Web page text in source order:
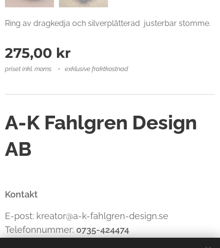
Ring av dragkedja och silverplätterad justerbar stomme.
275,00 kr
priset inkl. moms exklusive fraktkostnad
A-K Fahlgren Design
AB
Kontakt
E-post: kreator@a-k-fahlgren-design.se
Telefonnummer: 0735-424474